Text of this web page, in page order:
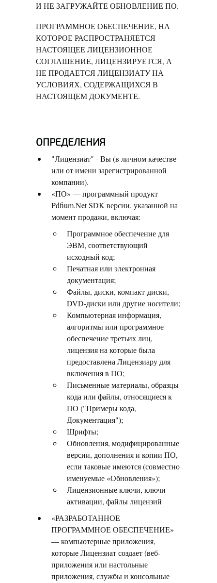
И НЕ ЗАГРУЖАЙТЕ ОБНОВЛЕНИЕ ПО.
ПРОГРАММНОЕ ОБЕСПЕЧЕНИЕ, НА
КОТОРОЕ РАСПРОСТРАНЯЕТСЯ
НАСТОЯЩЕЕ ЛИЦЕНЗИОННОЕ
СОГЛАШЕНИЕ, ЛИЦЕНЗИРУЕТСЯ, А
НЕ ПРОДАЕТСЯ ЛИЦЕНЗИАТУ НА
УСЛОВИЯХ, СОДЕРЖАЩИХСЯ В
НАСТОЯЩЕМ ДОКУМЕНТЕ.
ОПРЕДЕЛЕНИЯ
"Лицензиат" - Вы (в личном качестве
или от имени зарегистрированной
компании).
«ПО» — программный продукт
Pdfium.Net SDK версии, указанной на
момент продажи, включая:
Программное обеспечение для
ЭВМ, соответствующий
исходный код;
Печатная или электронная
документация;
Файлы, диски, компакт-диски,
DVD-диски или другие носители;
Компьютерная информация,
алгоритмы или программное
обеспечение третьих лиц,
лицензия на которые была
предоставлена Лицензиару для
включения в ПО;
Письменные материалы, образцы
кода или файлы, относящиеся к
ПО ("Примеры кода,
Документация");
Шрифты;
Обновления, модифицированные
версии, дополнения и копии ПО,
если таковые имеются (совместно
именуемые «Обновления»);
Лицензионные ключи, ключи
активации, файлы лицензий
«РАЗРАБОТАННОЕ
ПРОГРАММНОЕ ОБЕСПЕЧЕНИЕ»
— компьютерные приложения,
которые Лицензиат создает (веб-
приложения или настольные
приложения, службы и консольные